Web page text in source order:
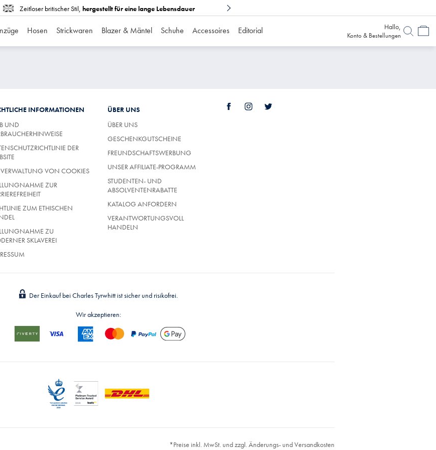
Zeitloser britischer Stil, hergestellt für eine lange Lebensdauer
Hosen Strickwaren Blazer & Mäntel Schuhe Accessoires Editorial Hallo,
Konto & Bestellungen
INFORMATIONEN
UND
DER
VERWALTUNG VON COOKIES
ZUR
ZUM ETHISCHEN
ZU
SKLAVEREI
ÜBER UNS
ÜBER UNS
GESCHENKGUTSCHEINE
FREUNDSCHAFTSWERBUNG
UNSER AFFILIATE-PROGRAMM
STUDENTEN- UND
ABSOLVENTENRABATTE
KATALOG ANFORDERN
VERANTWORTUNGSVOLL
HANDELN
Der Einkauf bei Charles Tyrwhitt ist sicher und risikofrei.
Wir akzeptieren:
*Preise inkl. MwSt. und zzgl. Änderungs- und Versandkosten